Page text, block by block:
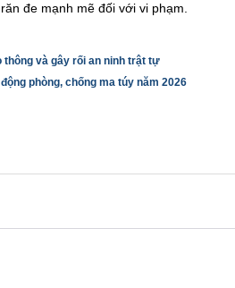
đe mạnh mẽ đối với vi phạm.
thông và gây rối an ninh trật tự
phòng, chống ma túy năm 2026